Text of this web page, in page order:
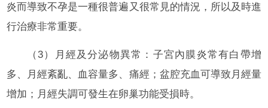
炎而導致不孕是一種很普遍又很常見的情況，所以及時進
行治療非常重要。
（3）月經及分泌物異常：子宮內膜炎常有白帶增
多、月經紊亂、血容量多、痛經；盆腔充血可導致月經量
增加；月經失調可發生在卵巢功能受損時。